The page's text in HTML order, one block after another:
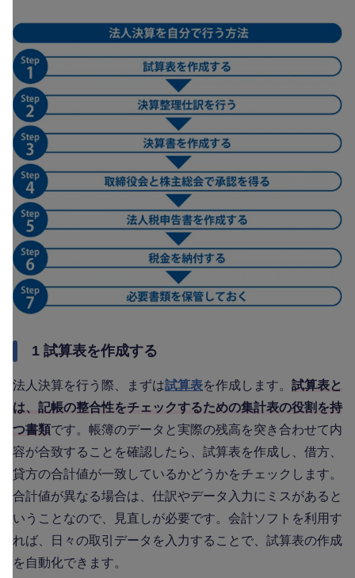
1 試算表を作成する
法人決算を行う際、まずは試算表を作成します。 試算表と
は、記帳の整合性をチェックするための集計表の役割を持
つ書類です。帳簿のデータと実際の残高を突き合わせて内
容が合致することを確認したら、試算表を作成し、借方、
貸方の合計値が一致しているかどうかをチェックします。
合計値が異なる場合は、仕訳やデータ入力にミスがあると
いうことなので、見直しが必要です。会計ソフトを利用す
れば、日々の取引データを入力することで、試算表の作成
を自動化できます。